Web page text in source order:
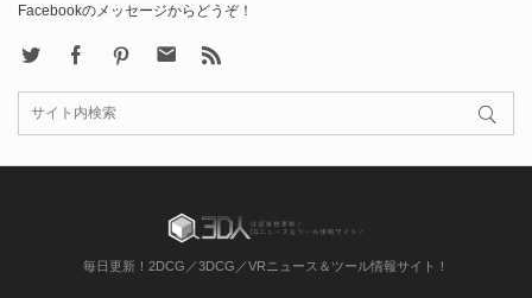
Facebookのメッセージからどうぞ！
FacebookPinterest Contact
毎日更新！2DCG／3DCG／VRニュース＆ツール情報サイト！